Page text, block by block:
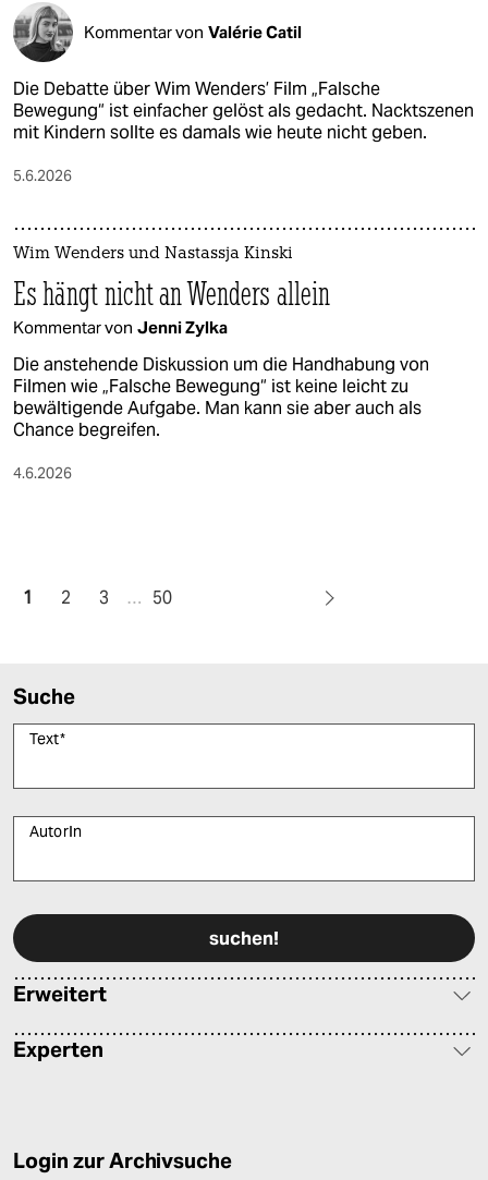
Kommentar von Valérie Catil
Die Debatte über Wim Wenders’ Film „Falsche
Bewegung“ ist einfacher gelöst als gedacht. Nacktszenen
mit Kindern sollte es damals wie heute nicht geben.
5.6.2026
Wim Wenders und Nastassja Kinski
Es hängt nicht an Wenders allein
Kommentar von Jenni Zylka
Die anstehende Diskussion um die Handhabung von
Filmen wie „Falsche Bewegung“ ist keine leicht zu
bewältigende Aufgabe. Man kann sie aber auch als
Chance begreifen.
4.6.2026
1 2 3 … 50
Suche
Text*
AutorIn
Erweitert
Experten
Login zur Archivsuche